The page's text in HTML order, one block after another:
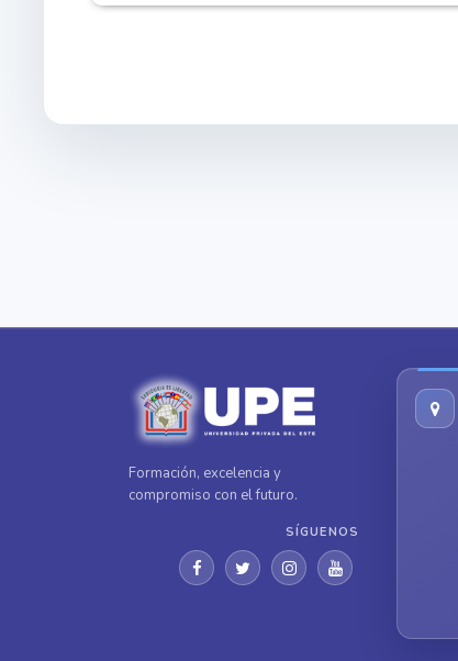
Formación, excelencia y
compromiso con el futuro.
SÍGUENOS